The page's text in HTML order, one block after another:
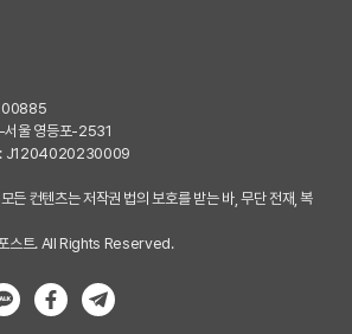
00885
서울 영등포-2531
: J1204020230009
컨텐츠는 저작권 법의 보호를 받는 바, 무단 전재, 복
트. All Rights Reserved.